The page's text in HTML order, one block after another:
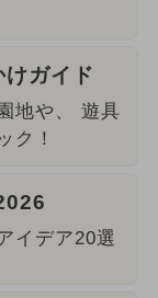
ガイド
地や、 遊具
ク！
イデア20選